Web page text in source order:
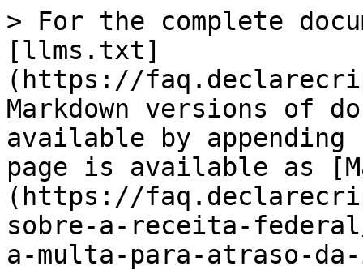
> For the complete
[llms.txt]
(https://
Markdown versions of
available by
page is available as
(https://
sobre-a-receita-
a-multa-para-atraso-